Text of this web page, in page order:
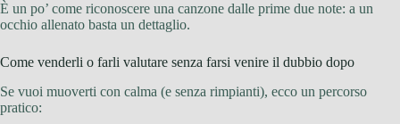
È un po’ come riconoscere una canzone dalle prime due note: a un
occhio allenato basta un dettaglio.
Come venderli o farli valutare senza farsi venire il dubbio dopo
Se vuoi muoverti con calma (e senza rimpianti), ecco un percorso
pratico: